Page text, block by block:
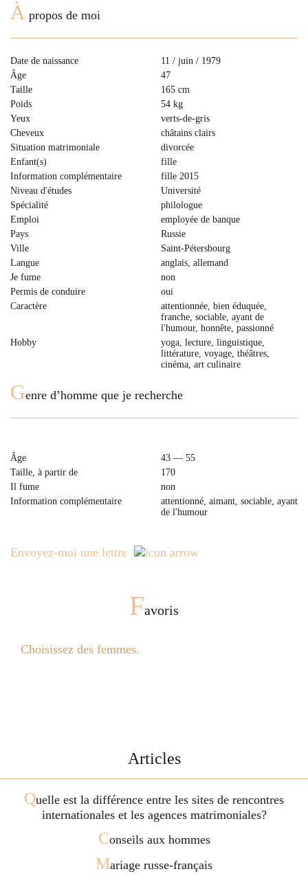
À propos de moi
Date de naissance
11 / juin / 1979
Âge
47
Taille
165 cm
Poids
54 kg
Yeux
verts-de-gris
Cheveux
сhâtains clairs
Situation matrimoniale
divorcée
Enfant(s)
fille
Information complémentaire
fille 2015
Niveau d'études
Université
Spécialité
philologue
Emploi
employée de banque
Pays
Russie
Ville
Saint-Pétersbourg
Langue
anglais, allemand
Je fume
non
Permis de conduire
oui
Caractère
attentionnée, bien éduquée,
franche, sociable, ayant de
l'humour, honnête, passionné
Hobby
yoga, lecture, linguistique,
littérature, voyage, théâtres,
cinéma, art culinaire
Genre d’homme que je recherche
Âge
43 — 55
Taille, à partir de
170
Il fume
non
Information complémentaire
attentionné, aimant, sociable, ayant
de l'humour
Envoyez-moi une lettre
Favoris
Choisissez des femmes.
Articles
Quelle est la différence entre les sites de rencontres
internationales et les agences matrimoniales?
Conseils aux hommes
Mariage russe-français